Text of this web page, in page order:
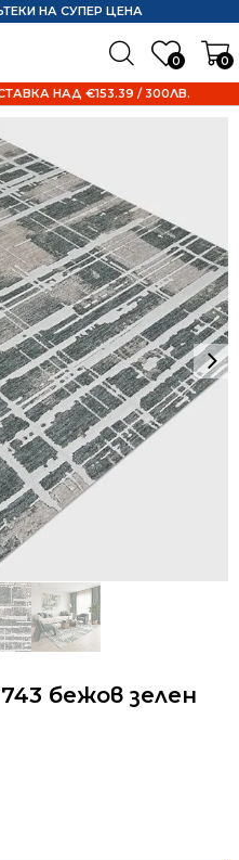
0 0
НА СУПЕР ЦЕНА
НАД €153.39 / 300ЛВ.
бежов зелен